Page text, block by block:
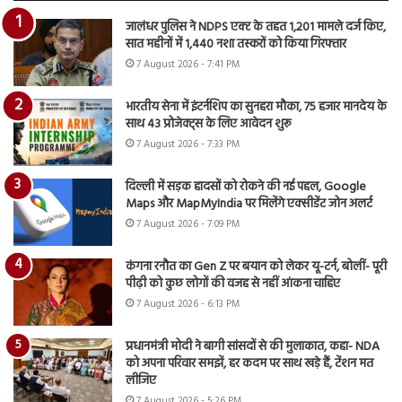
जालंधर पुलिस ने NDPS एक्ट के तहत 1,201 मामले दर्ज किए,
सात महीनों में 1,440 नशा तस्करों को किया गिरफ्तार
7 August 2026 - 7:41 PM
भारतीय सेना में इंटर्नशिप का सुनहरा मौका, 75 हजार मानदेय के
साथ 43 प्रोजेक्ट्स के लिए आवेदन शुरू
7 August 2026 - 7:33 PM
दिल्ली में सड़क हादसों को रोकने की नई पहल, Google
Maps और MapMyIndia पर मिलेंगे एक्सीडेंट जोन अलर्ट
7 August 2026 - 7:09 PM
कंगना रनौत का Gen Z पर बयान को लेकर यू-टर्न, बोलीं- पूरी
पीढ़ी को कुछ लोगों की वजह से नहीं आंकना चाहिए
7 August 2026 - 6:13 PM
प्रधानमंत्री मोदी ने बागी सांसदों से की मुलाकात, कहा- NDA
को अपना परिवार समझें, हर कदम पर साथ खड़े हैं, टेंशन मत
लीजिए